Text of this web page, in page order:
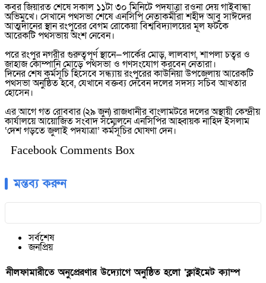
কবর জিয়ারত শেষে সকাল ১১টা ৩০ মিনিটে পদযাত্রা রওনা দেয় গাইবান্ধা
অভিমুখে। সেখানে পথসভা শেষে এনসিপি নেতাকর্মীরা শহীদ আবু সাঈদের
আত্মদানের স্থান রংপুরের বেগম রোকেয়া বিশ্ববিদ্যালয়ের মূল ফটকে
আরেকটি পথসভায় অংশ নেবেন।
পরে রংপুর নগরীর গুরুত্বপূর্ণ স্থানে—পার্কের মোড়, লালবাগ, শাপলা চত্বর ও
জাহাজ কোম্পানি মোড়ে পথসভা ও গণসংযোগ করবেন নেতারা।
দিনের শেষ কর্মসূচি হিসেবে সন্ধ্যায় রংপুরের কাউনিয়া উপজেলায় আরেকটি
পথসভা অনুষ্ঠিত হবে, যেখানে বক্তব্য দেবেন দলের সদস্য সচিব আখতার
হোসেন।
এর আগে গত রোববার (২৯ জুন) রাজধানীর বাংলামটরে দলের অস্থায়ী কেন্দ্রীয়
কার্যালয়ে আয়োজিত সংবাদ সম্মেলনে এনসিপির আহ্বায়ক নাহিদ ইসলাম
‘দেশ গড়তে জুলাই পদযাত্রা’ কর্মসূচির ঘোষণা দেন।
Facebook Comments Box
মন্তব্য করুন
সর্বশেষ
জনপ্রিয়
নীলফামারীতে অনুপ্রেরণার উদ্যোগে অনুষ্ঠিত হলো ‘ক্লাইমেট ক্যাম্প